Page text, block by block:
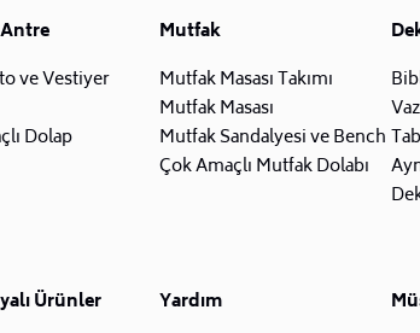
ve Vestiyer
Dolap
Mutfak
Mutfak Masası Takımı
Mutfak Masası
Mutfak Sandalyesi ve Bench
Çok Amaçlı Mutfak Dolabı
Ürünler
Yardım